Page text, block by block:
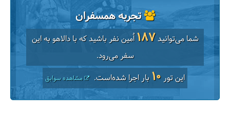
تجربه همسفران
شما می‌توانید187اُمین نفر باشید که با دالاهو به این
سفر می‌رود.
این تور10 بار اجرا شده‌است. مشاهده سوابق